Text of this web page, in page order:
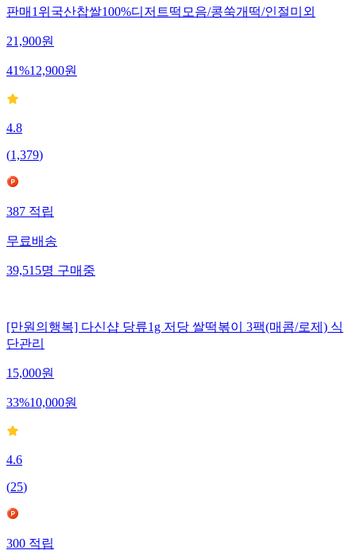
판매1위국산찹쌀100%디저트떡모음/콩쑥개떡/인절미외
21,900원
41%12,900원
4.8
(1,379)
387적립
무료배송
39,515명구매중
[만원의행복] 다신샵 당류1g 저당 쌀떡볶이 3팩(매콤/로제) 식
단관리
15,000원
33%10,000원
4.6
(25)
300적립